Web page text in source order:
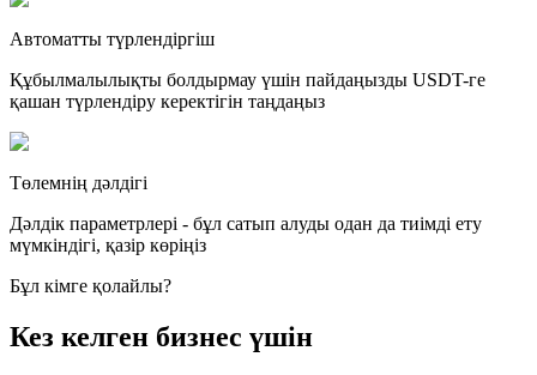
Автоматты түрлендіргіш
Құбылмалылықты болдырмау үшін пайдаңызды USDT-ге
қашан түрлендіру керектігін таңдаңыз
Төлемнің дәлдігі
Дәлдік параметрлері - бұл сатып алуды одан да тиімді ету
мүмкіндігі, қазір көріңіз
Бұл кімге қолайлы?
Кез келген бизнес үшін